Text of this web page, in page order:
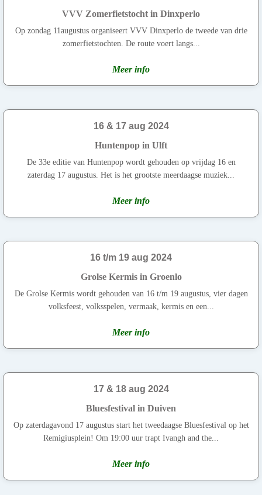
VVV Zomerfietstocht in Dinxperlo
Op zondag 11augustus organiseert VVV Dinxperlo de tweede van drie
zomerfietstochten. De route voert langs...
Meer info
16 & 17 aug 2024
Huntenpop in Ulft
De 33e editie van Huntenpop wordt gehouden op vrijdag 16 en
zaterdag 17 augustus. Het is het grootste meerdaagse muziek...
Meer info
16 t/m 19 aug 2024
Grolse Kermis in Groenlo
De Grolse Kermis wordt gehouden van 16 t/m 19 augustus, vier dagen
volksfeest, volksspelen, vermaak, kermis en een...
Meer info
17 & 18 aug 2024
Bluesfestival in Duiven
Op zaterdagavond 17 augustus start het tweedaagse Bluesfestival op het
Remigiusplein! Om 19:00 uur trapt Ivangh and the...
Meer info